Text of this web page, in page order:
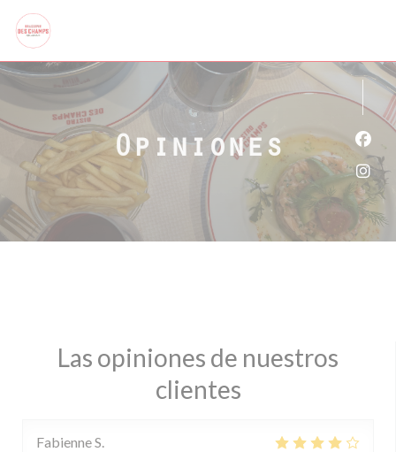
Personalización de sus opciones de cookies
Opiniones
Las opiniones de nuestros
clientes
FabienneS